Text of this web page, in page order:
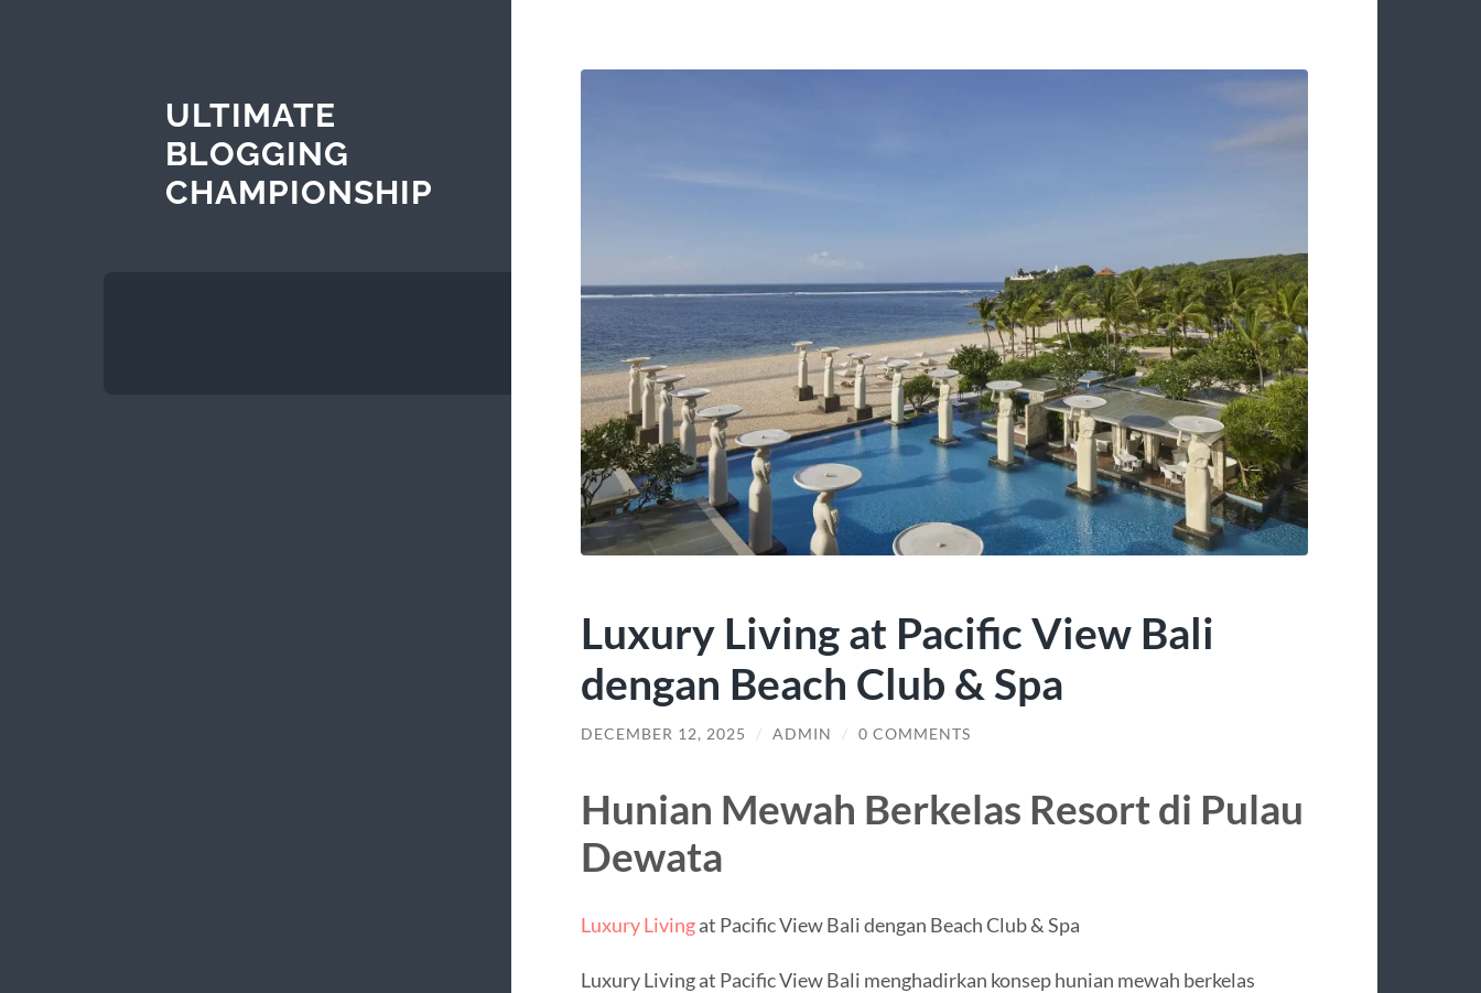
ULTIMATE
BLOGGING
CHAMPIONSHIP
Luxury Living at Pacific View Bali
dengan Beach Club & Spa
DECEMBER 12, 2025 / ADMIN / 0 COMMENTS
Hunian Mewah Berkelas Resort di Pulau
Dewata
Luxury Livingat Pacific View Bali dengan Beach Club & Spa
Luxury Living at Pacific View Bali menghadirkan konsep hunian mewah berkelas